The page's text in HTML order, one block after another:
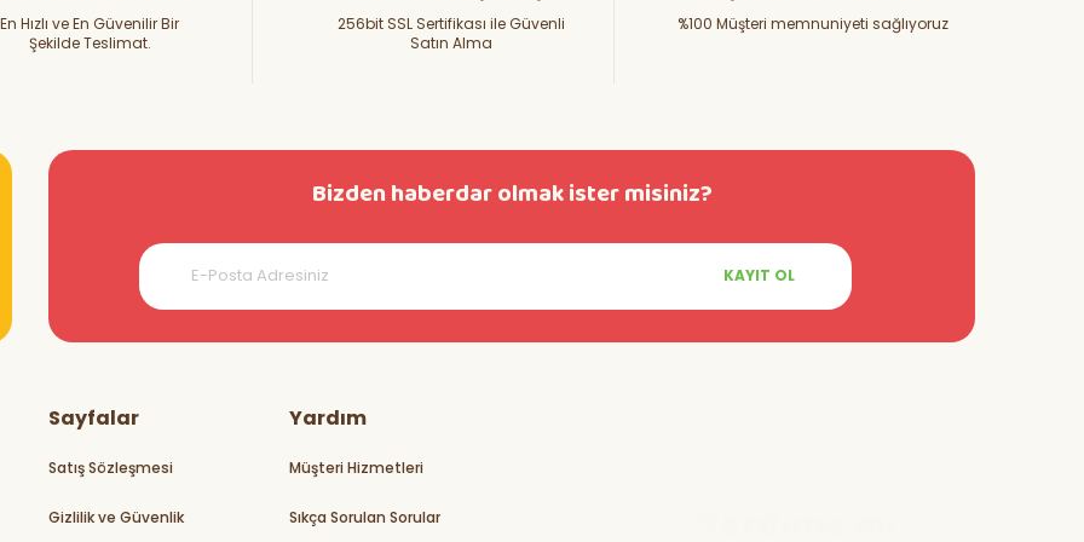
En Hızlı ve En Güvenilir Bir
Şekilde Teslimat.
256bit SSL Sertifikası ile Güvenli
Satın Alma
%100 Müşteri memnuniyeti sağlıyoruz
Bizden haberdar olmak ister misiniz?
KAYIT OL
Sayfalar
Satış Sözleşmesi
Gizlilik ve Güvenlik
Yardım
Müşteri Hizmetleri
Sıkça Sorulan Sorular